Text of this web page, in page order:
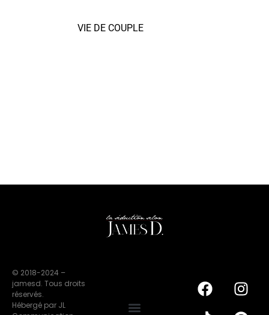
VIE DE COUPLE
© 2018-2024 –
jamesd. Tous droits
réservés.
Hébergé par JL